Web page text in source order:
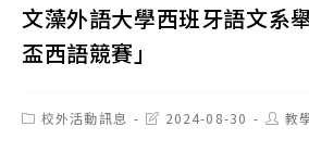
文藻外語大學西班牙語文系
盃西語競賽」
Post校外活動訊息
Post2024-08-30
Post
教